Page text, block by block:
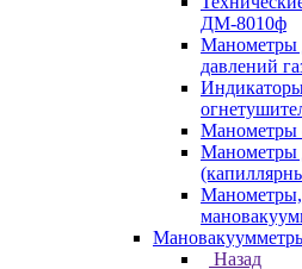
ДМ-8010ф
Манометры
давлений
Манометры
Манометры
Назад